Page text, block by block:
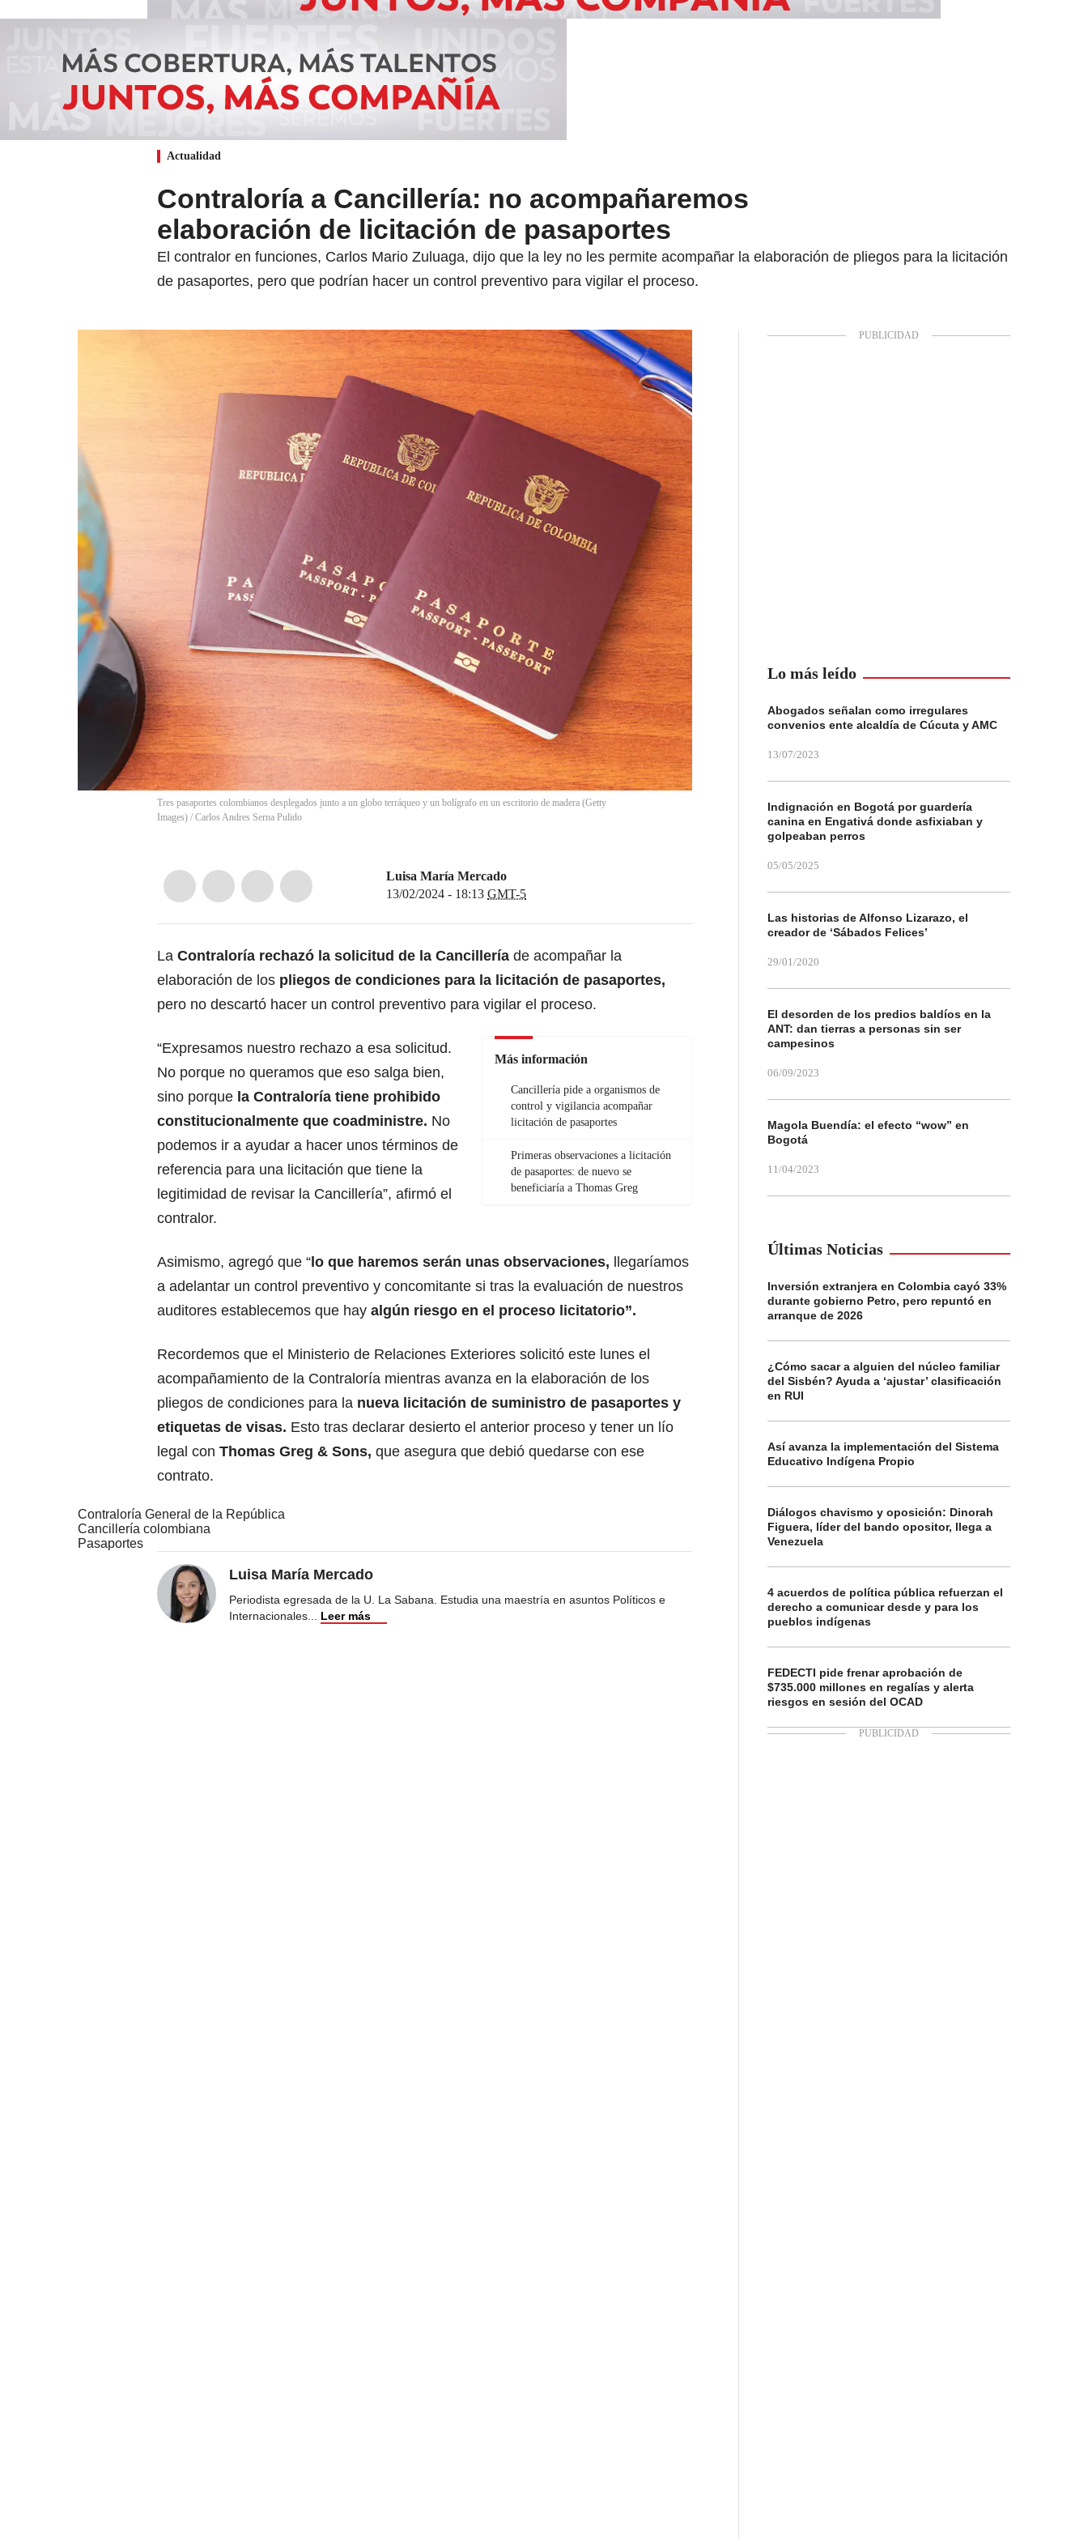
Actualidad
Contraloría a Cancillería: no acompañaremos
elaboración de licitación de pasaportes
El contralor en funciones, Carlos Mario Zuluaga, dijo que la ley no les permite acompañar la elaboración de pliegos para la licitación
de pasaportes, pero que podrían hacer un control preventivo para vigilar el proceso.
Tres pasaportes colombianos desplegados junto a un globo terráqueo y un bolígrafo en un escritorio de madera (Getty
Images) / Carlos Andres Serna Pulido
Luisa María Mercado
13/02/2024 - 18:13 GMT-5
La Contraloría rechazó la solicitud de la Cancillería de acompañar la
elaboración de los pliegos de condiciones para la licitación de pasaportes,
pero no descartó hacer un control preventivo para vigilar el proceso.
Más información
Cancillería pide a organismos de
control y vigilancia acompañar
licitación de pasaportes
Primeras observaciones a licitación
de pasaportes: de nuevo se
beneficiaría a Thomas Greg
“Expresamos nuestro rechazo a esa solicitud.
No porque no queramos que eso salga bien,
sino porque la Contraloría tiene prohibido
constitucionalmente que coadministre. No
podemos ir a ayudar a hacer unos términos de
referencia para una licitación que tiene la
legitimidad de revisar la Cancillería”, afirmó el
contralor.
Asimismo, agregó que “ lo que haremos serán unas observaciones,
llegaríamos
a adelantar un control preventivo y concomitante si tras la evaluación de nuestros
auditores establecemos que hay algún riesgo en el proceso licitatorio”.
Recordemos que el Ministerio de Relaciones Exteriores solicitó este lunes el
acompañamiento de la Contraloría mientras avanza en la elaboración de los
pliegos de condiciones para la nueva licitación de suministro de pasaportes y
etiquetas de visas. Esto tras declarar desierto el anterior proceso y tener un lío
legal con Thomas Greg & Sons, que asegura que debió quedarse con ese
contrato.
Contraloría General de la República
Cancillería colombiana
Pasaportes
Luisa María Mercado
Periodista egresada de la U. La Sabana. Estudia una maestría en asuntos Políticos e
Internacionales... Leer más
Lo más leído
Abogados señalan como irregulares
convenios ente alcaldía de Cúcuta y AMC
13/07/2023
Indignación en Bogotá por guardería
canina en Engativá donde asfixiaban y
golpeaban perros
05/05/2025
Las historias de Alfonso Lizarazo, el
creador de ‘Sábados Felices’
29/01/2020
El desorden de los predios baldíos en la
ANT: dan tierras a personas sin ser
campesinos
06/09/2023
Magola Buendía: el efecto “wow” en
Bogotá
11/04/2023
Últimas Noticias
Inversión extranjera en Colombia cayó 33%
durante gobierno Petro, pero repuntó en
arranque de 2026
¿Cómo sacar a alguien del núcleo familiar
del Sisbén? Ayuda a ‘ajustar’ clasificación
en RUI
Así avanza la implementación del Sistema
Educativo Indígena Propio
Diálogos chavismo y oposición: Dinorah
Figuera, líder del bando opositor, llega a
Venezuela
4 acuerdos de política pública refuerzan el
derecho a comunicar desde y para los
pueblos indígenas
FEDECTI pide frenar aprobación de
$735.000 millones en regalías y alerta
riesgos en sesión del OCAD